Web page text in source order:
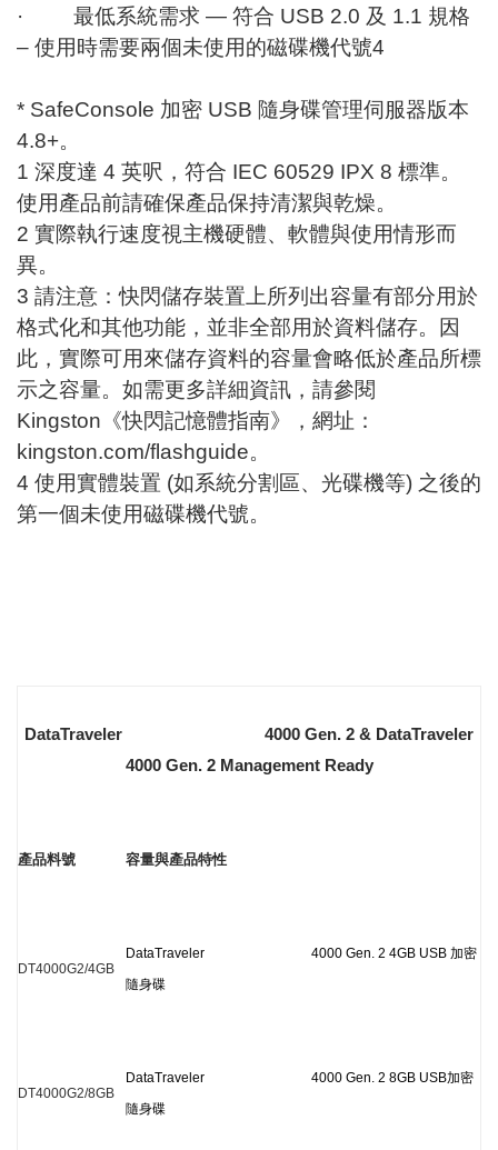
· 最低系統需求 — 符合 USB 2.0 及 1.1 規格
– 使用時需要兩個未使用的磁碟機代號4
* SafeConsole 加密 USB 隨身碟管理伺服器版本
4.8+。
1 深度達 4 英呎，符合 IEC 60529 IPX 8 標準。
使用產品前請確保產品保持清潔與乾燥。
2 實際執行速度視主機硬體、軟體與使用情形而
異。
3 請注意：快閃儲存裝置上所列出容量有部分用於
格式化和其他功能，並非全部用於資料儲存。因
此，實際可用來儲存資料的容量會略低於產品所標
示之容量。如需更多詳細資訊，請參閱
Kingston《快閃記憶體指南》，網址：
kingston.com/flashguide。
4 使用實體裝置 (如系統分割區、光碟機等) 之後的
第一個未使用磁碟機代號。
DataTraveler 4000 Gen. 2 & DataTraveler
4000 Gen. 2 Management Ready
產品料號 容量與產品特性
DT4000G2/4GB
DataTraveler 4000 Gen. 2 4GB USB 加密
隨身碟
DT4000G2/8GB
DataTraveler 4000 Gen. 2 8GB USB加密
隨身碟